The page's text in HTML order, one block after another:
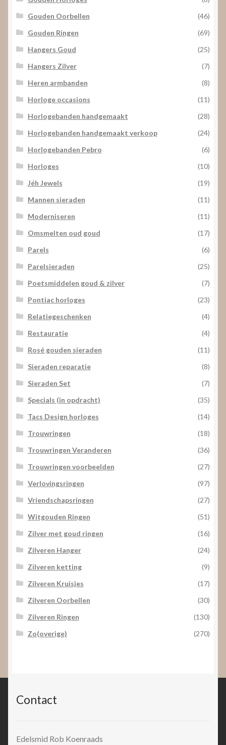
Gouden Oorbellen
(46)
Gouden Ringen
(69)
Hangers Goud
(25)
Hangers Zilver
(7)
Heren armbanden
(8)
Horloge occasions
(11)
Horlogebanden handgemaakt
(28)
Horlogebanden handgemaakt verkoop
(24)
Horlogebanden Pebro
(6)
Horloges
(10)
Jéh Jewels
(19)
Mannen sieraden
(11)
Moderniseren
(11)
Omsmelten oud goud
(17)
Parels
(6)
Parelsieraden
(25)
Poetsmiddelen goud & zilver
(7)
Pontiac horloges
(23)
Relatiegeschenken
(4)
Restauratie
(4)
Rosé gouden sieraden
(11)
Sieraden reparatie
(8)
Sieraden Set
(7)
Specials (in opdracht)
(35)
Tacs Design horloges
(14)
Trouwringen
(18)
Trouwringen Veranderen
(36)
Trouwringen voorbeelden
(27)
Verlovingsringen
(97)
Vriendschapsringen
(27)
Witgouden Ringen
(51)
Zilver met goud ringen
(16)
Zilveren Hanger
(24)
Zilveren ketting
(9)
Zilveren Kruisjes
(17)
Zilveren Oorbellen
(30)
Zilveren Ringen
(130)
Zo(overige)
(270)
Contact
Edelsmid Rob Koenraads